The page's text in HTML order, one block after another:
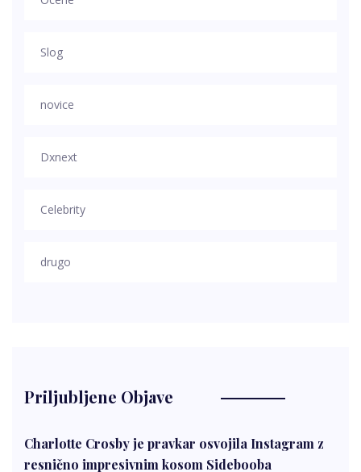
Slog
novice
Dxnext
Celebrity
drugo
Priljubljene Objave
Charlotte Crosby je pravkar osvojila Instagram z
resnično impresivnim kosom Sidebooba